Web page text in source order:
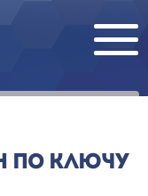
ПО КЛЮЧУ